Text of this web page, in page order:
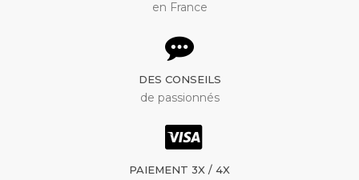
en France
DES CONSEILS
de passionnés
PAIEMENT 3X / 4X